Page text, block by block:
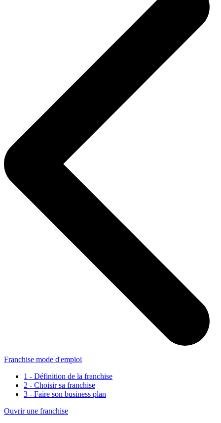
Franchise mode d'emploi
1 - Définition de la franchise
2 - Choisir sa franchise
3 - Faire son business plan
Ouvrir une franchise